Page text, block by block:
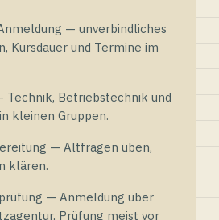
— unverbindliches
Kursdauer und Termine im
Technik, Betriebstechnik und
kleinen Gruppen.
— Altfragen üben,
klären.
— Anmeldung über
Prüfung meist vor